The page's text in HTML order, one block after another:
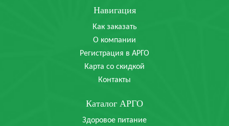
Навигация
Как заказать
О компании
Регистрация в АРГО
Карта со скидкой
Контакты
Каталог АРГО
Здоровое питание